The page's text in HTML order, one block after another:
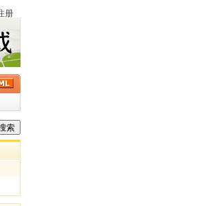
小青、严独鹤等在上海东亚酒楼聚餐
册